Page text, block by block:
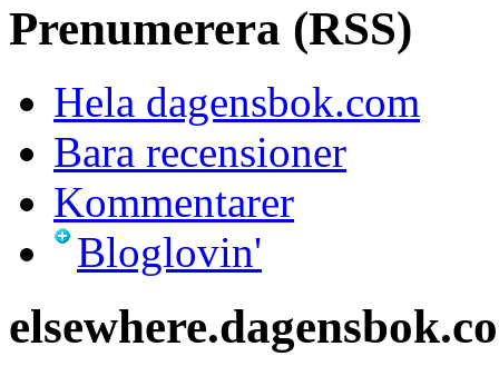
Prenumerera (RSS)
Hela dagensbok.com
Bara recensioner
Kommentarer
Bloglovin'